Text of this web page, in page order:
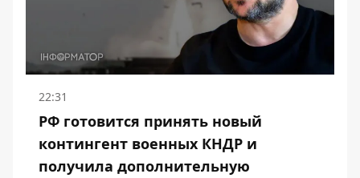
22:31
РФ готовится принять новый
контингент военных КНДР и
получила дополнительную